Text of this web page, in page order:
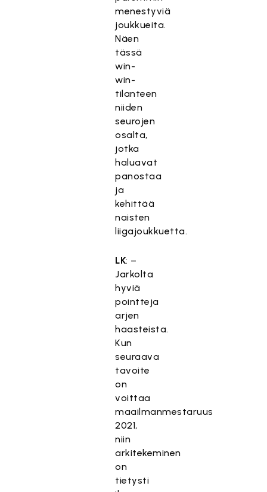
menestyviä
joukkueita.
Näen
tässä
win-
win-
tilanteen
niiden
seurojen
osalta,
jotka
haluavat
panostaa
ja
kehittää
naisten
liigajoukkuetta.
LK: –
Jarkolta
hyviä
pointteja
arjen
haasteista.
Kun
seuraava
tavoite
on
voittaa
maailmanmestaruus
2021,
niin
arkitekeminen
on
tietysti